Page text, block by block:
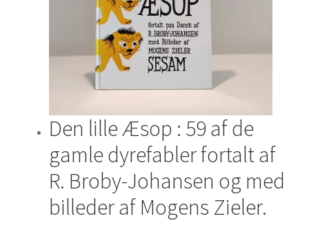
Den lille Æsop : 59 af de
gamle dyrefabler fortalt af
R. Broby-Johansen og med
billeder af Mogens Zieler.